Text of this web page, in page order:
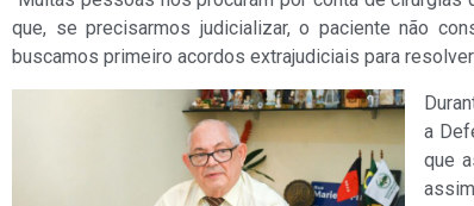
que, se precisarmos judicializar, o paciente não
buscamos primeiro acordos extrajudiciais para
a
que